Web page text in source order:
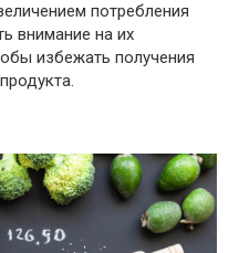
потребления
внимание на их
избежать получения